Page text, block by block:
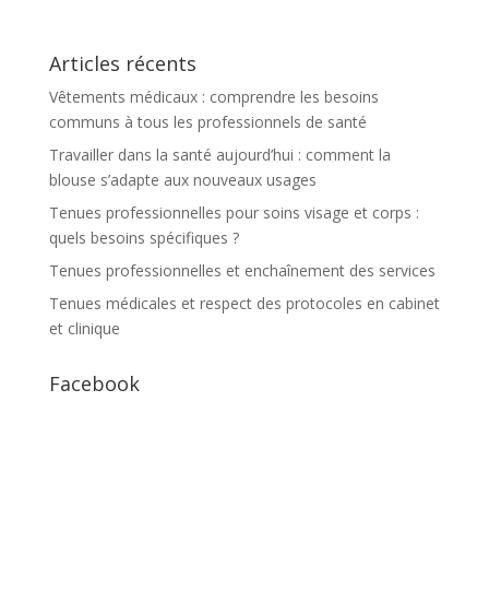
Articles récents
Vêtements médicaux : comprendre les besoins
communs à tous les professionnels de santé
Travailler dans la santé aujourd’hui : comment la
blouse s’adapte aux nouveaux usages
Tenues professionnelles pour soins visage et corps :
quels besoins spécifiques ?
Tenues professionnelles et enchaînement des services
Tenues médicales et respect des protocoles en cabinet
et clinique
Facebook